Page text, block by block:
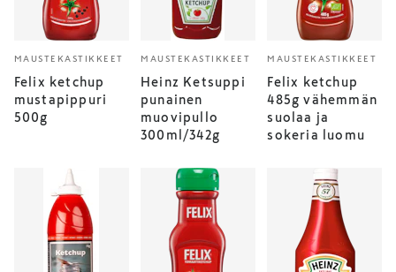
MAUSTEKASTIKKEET
Felix ketchup
mustapippuri
500g
MAUSTEKASTIKKEET
Heinz Ketsuppi
punainen
muovipullo
300ml/342g
MAUSTEKASTIKKEET
Felix ketchup
485g vähemmän
suolaa ja
sokeria luomu